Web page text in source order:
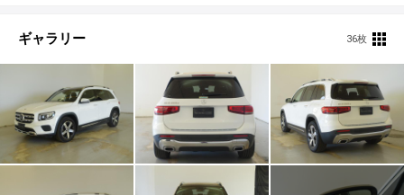
ギャラリー 36枚